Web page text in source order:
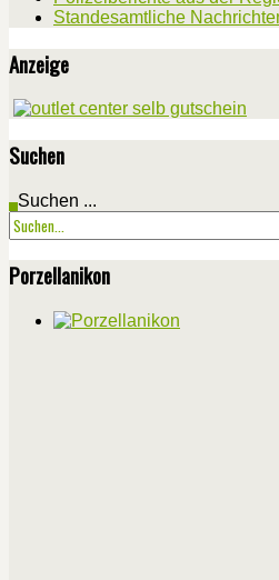
Standesamtliche
Anzeige
Suchen
Suchen ...
Porzellanikon